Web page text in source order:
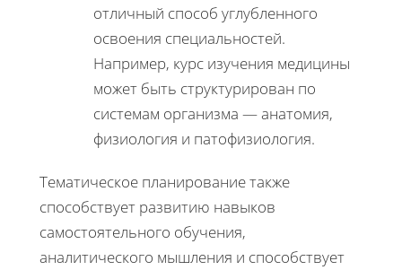
отличный способ углубленного
освоения специальностей.
Например, курс изучения медицины
может быть структурирован по
системам организма — анатомия,
физиология и патофизиология.
Тематическое планирование также
способствует развитию навыков
самостоятельного обучения,
аналитического мышления и способствует